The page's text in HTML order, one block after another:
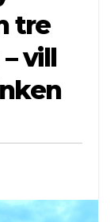
tre
vill